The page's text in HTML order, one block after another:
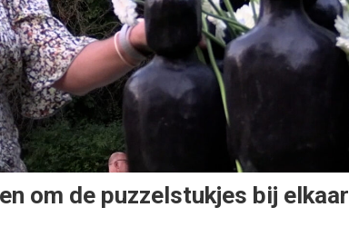
om de puzzelstukjes bij elkaar